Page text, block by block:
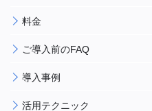
料金
ご導入前のFAQ
導入事例
活用テクニック